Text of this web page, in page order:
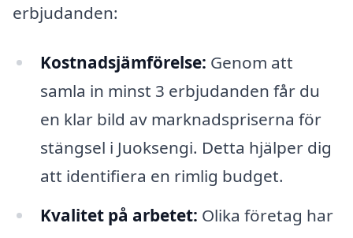
erbjudanden:
Kostnadsjämförelse: Genom att
samla in minst 3 erbjudanden får du
en klar bild av marknadspriserna för
stängsel i Juoksengi. Detta hjälper dig
att identifiera en rimlig budget.
Kvalitet på arbetet: Olika företag har